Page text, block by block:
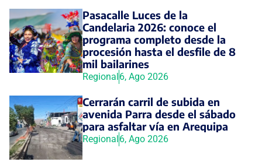
Pasacalle Luces de la
Candelaria 2026: conoce el
programa completo desde la
procesión hasta el desfile de 8
mil bailarines
Regional6, Ago 2026
Cerrarán carril de subida en
avenida Parra desde el sábado
para asfaltar vía en Arequipa
Regional6, Ago 2026